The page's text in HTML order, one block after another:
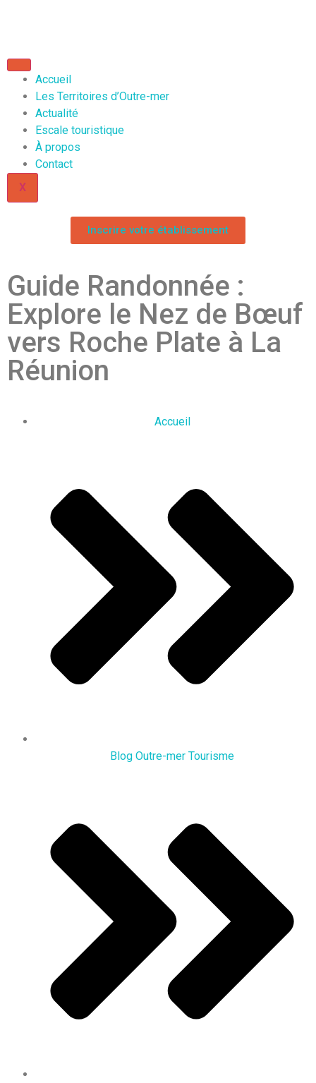
Accueil
Les Territoires d’Outre-mer
Actualité
Escale touristique
À propos
Contact
X
Inscrire votre établissement
Guide Randonnée :
Explore le Nez de Bœuf
vers Roche Plate à La
Réunion
Accueil
Blog Outre-mer Tourisme